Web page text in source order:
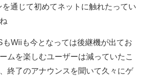
門サイト
合サイト
・事例
通じて初めてネットに触れたってい
Wiiも今となっては後継機が出てお
ムを楽しむユーザーは減っていたこ
終了のアナウンスを聞いて久々にゲ